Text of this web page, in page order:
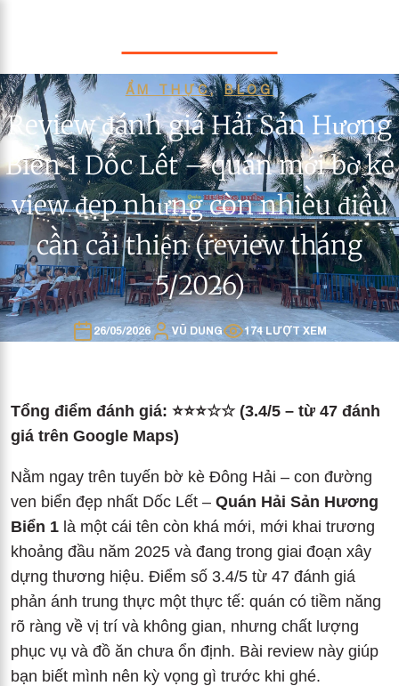
ẨM THỰC,BLOG
Review đánh giá Hải Sản Hương
Biển 1 Dốc Lết – quán mới bờ kè
view đẹp nhưng còn nhiều điều
cần cải thiện (review tháng
5/2026)
26/05/2026 VŨ DUNG 174 LƯỢT XEM
Tổng điểm đánh giá: ⭐⭐⭐☆☆ (3.4/5 – từ 47 đánh
giá trên Google Maps)
Nằm ngay trên tuyến bờ kè Đông Hải – con đường
ven biển đẹp nhất Dốc Lết – Quán Hải Sản Hương
Biển 1 là một cái tên còn khá mới, mới khai trương
khoảng đầu năm 2025 và đang trong giai đoạn xây
dựng thương hiệu. Điểm số 3.4/5 từ 47 đánh giá
phản ánh trung thực một thực tế: quán có tiềm năng
rõ ràng về vị trí và không gian, nhưng chất lượng
phục vụ và đồ ăn chưa ổn định. Bài review này giúp
bạn biết mình nên kỳ vọng gì trước khi ghé.